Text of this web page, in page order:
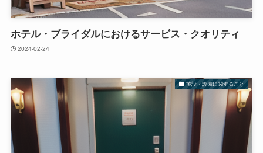
ホテル・ブライダルにおけるサービス・クオリティ
2024-02-24
施設・設備に関すること